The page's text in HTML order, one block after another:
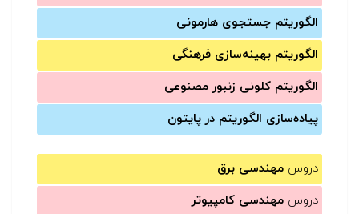
الگوریتم جستجوی هارمونی
الگوریتم بهینه‌سازی فرهنگی
الگوریتم کلونی زنبور مصنوعی
پیاده‌سازی الگوریتم در پایتون
دروس مهندسی برق
دروس مهندسی کامپیوتر